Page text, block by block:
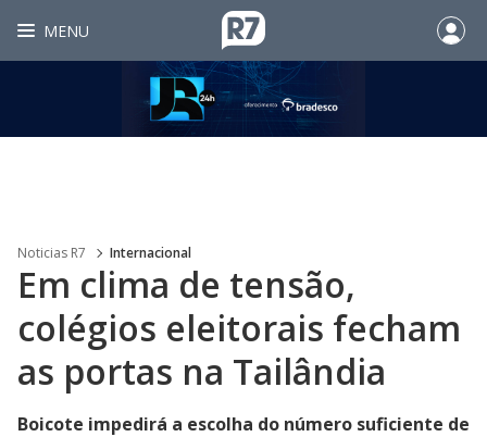
MENU
Noticias R7 Internacional
Em clima de tensão,
colégios eleitorais fecham
as portas na Tailândia
Boicote impedirá a escolha do número suficiente de